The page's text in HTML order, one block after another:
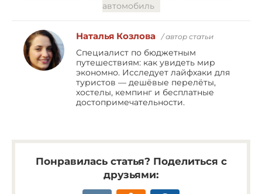
автомобиль
Наталья Козлова / автор статьи
Специалист по бюджетным
путешествиям: как увидеть мир
экономно. Исследует лайфхаки для
туристов — дешёвые перелёты,
хостелы, кемпинг и бесплатные
достопримечательности.
Понравилась статья? Поделиться с
друзьями: